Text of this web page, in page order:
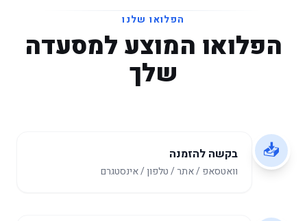
הפלואו שלנו
הפלואו המוצע למסעדה
שלך
📥 בקשה להזמנה
וואטסאפ / אתר / טלפון / אינסטגרם